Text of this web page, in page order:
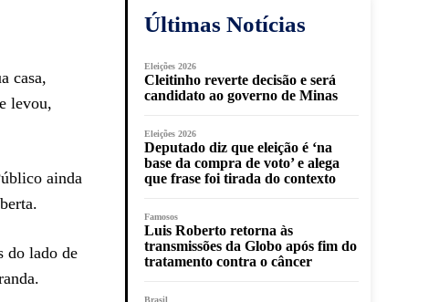
casa,
levou,
ainda
do lado de
Últimas Notícias
Eleições 2026
Cleitinho reverte decisão e será
candidato ao governo de Minas
Eleições 2026
Deputado diz que eleição é ‘na
base da compra de voto’ e alega
que frase foi tirada do contexto
Famosos
Luis Roberto retorna às
transmissões da Globo após fim do
tratamento contra o câncer